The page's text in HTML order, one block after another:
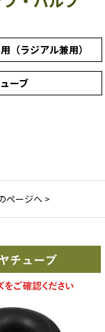
（ラジアル兼用）
ーブ
ページへ >